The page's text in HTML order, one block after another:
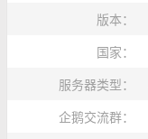
版本：
国家：
服务器类型：
企鹅交流群：